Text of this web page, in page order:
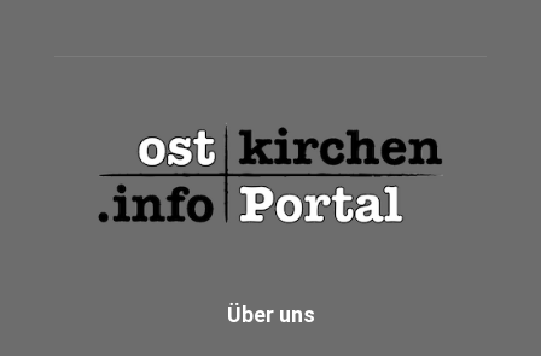
Über uns